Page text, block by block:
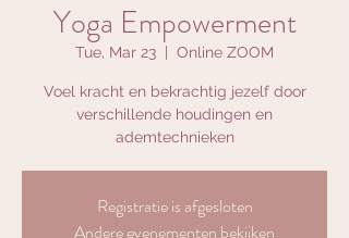
Yoga Empowerment
Tue, Mar 23 Online ZOOM
Voel kracht en bekrachtig jezelf door
verschillende houdingen en
ademtechnieken
Registratie is afgesloten
Andere evenementen bekijken